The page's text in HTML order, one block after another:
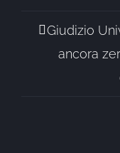
Giudizio
ancora